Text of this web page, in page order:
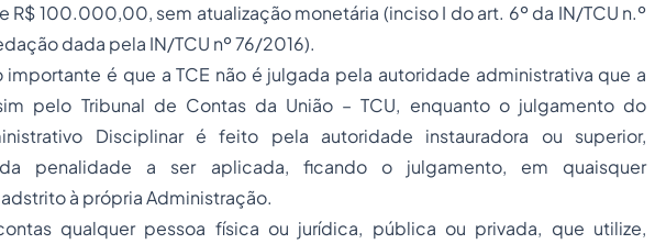
R$ 100.000,00, sem atualização monetária (inciso I do art. 6º da IN/TCU n.º
dada pela IN/TCU nº 76/2016).
importante é que a TCE não é julgada pela autoridade administrativa que a
pelo Tribunal de Contas da União – TCU, enquanto o julgamento do
Disciplinar é feito pela autoridade instauradora ou superior,
penalidade a ser aplicada, ficando o julgamento, em quaisquer
à própria Administração.
qualquer pessoa física ou jurídica, pública ou privada, que utilize,